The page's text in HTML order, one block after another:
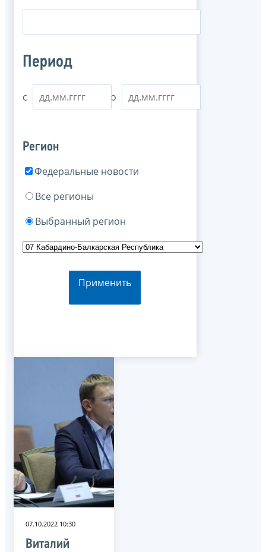
Период
с по
Регион
Федеральные новости
Все регионы
Выбранный регион
Применить
07.10.2022 10:30
Виталий